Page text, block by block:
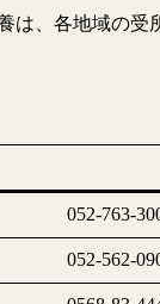
、各地域の受
052-763-
052-562-